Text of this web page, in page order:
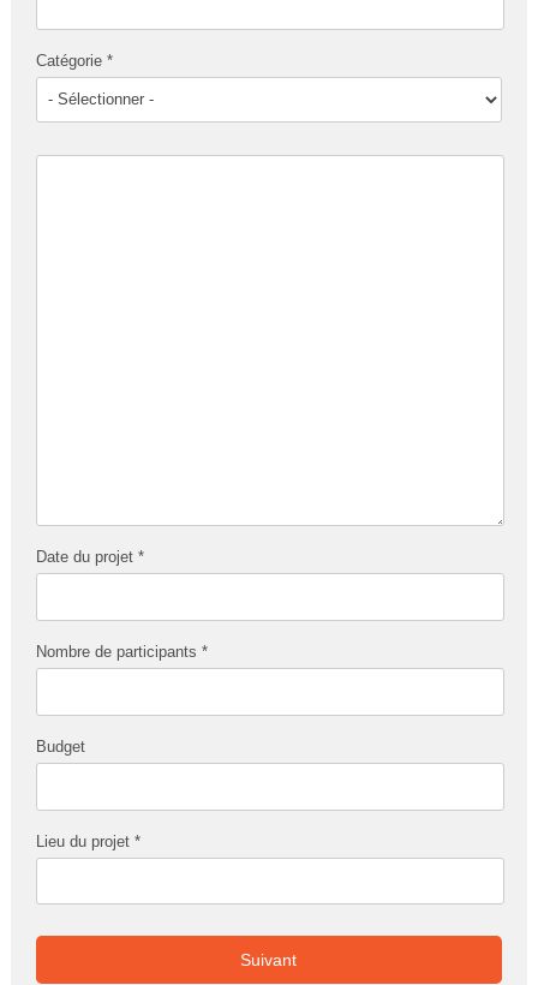
Catégorie *
Date du projet *
Nombre de participants *
Budget
Lieu du projet *
Suivant